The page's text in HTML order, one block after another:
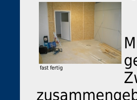
fast fertig